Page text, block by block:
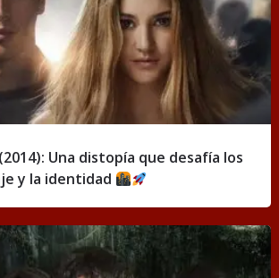
Una distopía que desafía los
y la identidad